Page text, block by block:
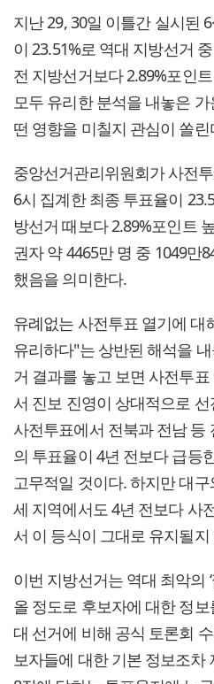
지난 29, 30일 이틀간 실시된
이 23.51%로 역대 지방선거
전 지방선거보다 2.89%포인
모두 유리한 분석을 내놓은
떤 영향을 미칠지 관심이 쏠린
중앙선거관리위원회가 사전
6시 집계한 최종 투표율이
방선거 때보다 2.89%포인트
권자 약 4465만 명 중 1049만
했음을 의미한다.
유례없는 사전투표 열기에 대
유리하다"는 상반된 해석을
거 결과를 놓고 보면 사전투
서 진보 진영이 상대적으로
사전투표에서 전북과 전남 등
의 투표율이 4년 전보다 급등
고무적일 것이다. 하지만 대
세 지역에서도 4년 전보다 사
서 이 등식이 그대로 유지될
이번 지방선거는 역대 최악의
올 정도로 후보자에 대한 정
대 선거에 비해 공식 토론회
보자들에 대한 기본 정보조